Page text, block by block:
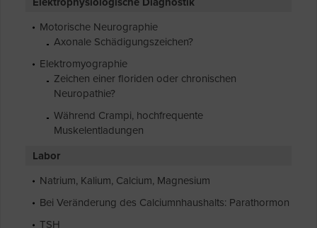
Motorische Neurographie
Axonale Schädigungszeichen?
Elektromyographie
Zeichen einer floriden oder chronischen
Neuropathie?
Während Crampi, hochfrequente
Muskelentladungen
Labor
Natrium, Kalium, Calcium, Magnesium
Bei Veränderung des Calciumnhaushalts: Parathormon
TSH